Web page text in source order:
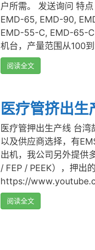
户所需。 发送询问 特
EMD-65, EMD-90,
EMD-55-C, EMD-65-
机台，产量范围从100
阅读全文
医疗管挤出生
医疗管押出生产线 台
以及供应商选择，有
出机，我公司另外提供
/ FEP / PEEK），押出
https://
阅读全文